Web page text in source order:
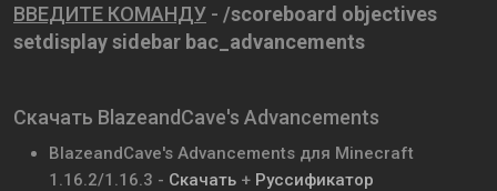
ВВЕДИТЕ КОМАНДУ - /scoreboard objectives
setdisplay sidebar bac_advancements
Скачать BlazeandCave's Advancements
BlazeandCave's Advancements для Minecraft
1.16.2/1.16.3 - Скачать + Руссификатор